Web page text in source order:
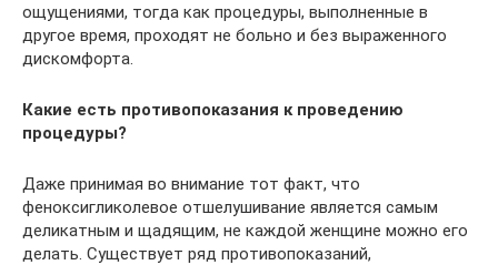
ощущениями, тогда как процедуры, выполненные в
другое время, проходят не больно и без выраженного
дискомфорта.
Какие есть противопоказания к проведению
процедуры?
Даже принимая во внимание тот факт, что
феноксигликолевое отшелушивание является самым
деликатным и щадящим, не каждой женщине можно его
делать. Существует ряд противопоказаний,